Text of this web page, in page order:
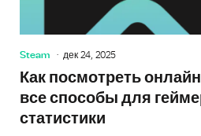
Steam дек 24, 2025
Как посмотреть
все способы для
статистики